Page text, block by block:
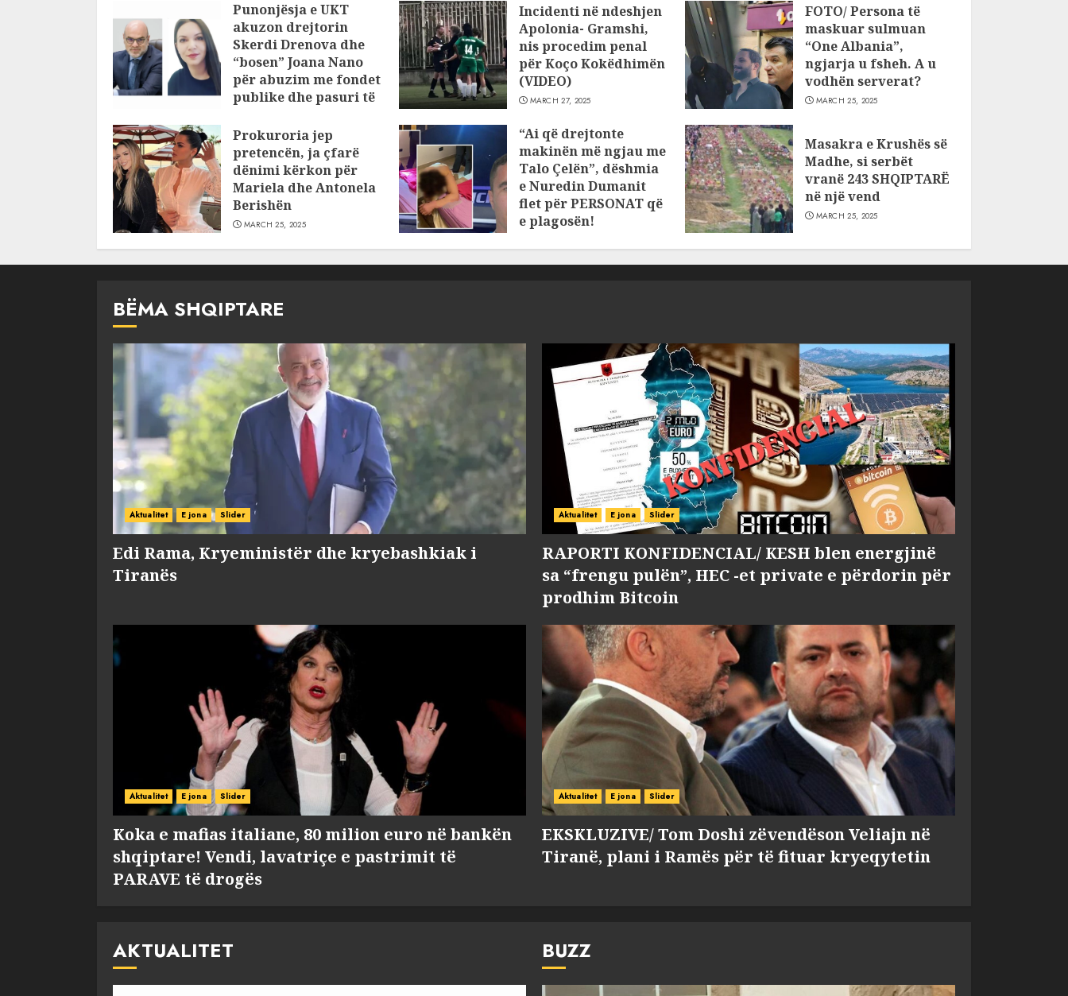
Punonjësja e UKT
akuzon drejtorin
Skerdi Drenova dhe
“bosen” Joana Nano
për abuzim me fondet
publike dhe pasuri të
JULY 24, 2025
Incidenti në ndeshjen
Apolonia- Gramshi,
nis procedim penal
për Koço Kokëdhimën
(VIDEO)
MARCH 27, 2025
FOTO/ Persona të
maskuar sulmuan
“One Albania”,
ngjarja u fsheh. A u
vodhën serverat?
MARCH 25, 2025
Prokuroria jep
pretencën, ja çfarë
dënimi kërkon për
Mariela dhe Antonela
Berishën
MARCH 25, 2025
“Ai që drejtonte
makinën më ngjau me
Talo Çelën”, dëshmia
e Nuredin Dumanit
flet për PERSONAT që
e plagosën!
Masakra e Krushës së
Madhe, si serbët
vranë 243 SHQIPTARË
në një vend
MARCH 25, 2025
BËMA SHQIPTARE
Aktualitet E jona Slider
Edi Rama, Kryeministër dhe kryebashkiak i
Tiranës
Aktualitet E jona Slider
RAPORTI KONFIDENCIAL/ KESH blen energjinë
sa “frengu pulën”, HEC -et private e përdorin për
prodhim Bitcoin
Aktualitet E jona Slider
Koka e mafias italiane, 80 milion euro në bankën
shqiptare! Vendi, lavatriçe e pastrimit të
PARAVE të drogës
Aktualitet E jona Slider
EKSKLUZIVE/ Tom Doshi zëvendëson Veliajn në
Tiranë, plani i Ramës për të fituar kryeqytetin
AKTUALITET BUZZ